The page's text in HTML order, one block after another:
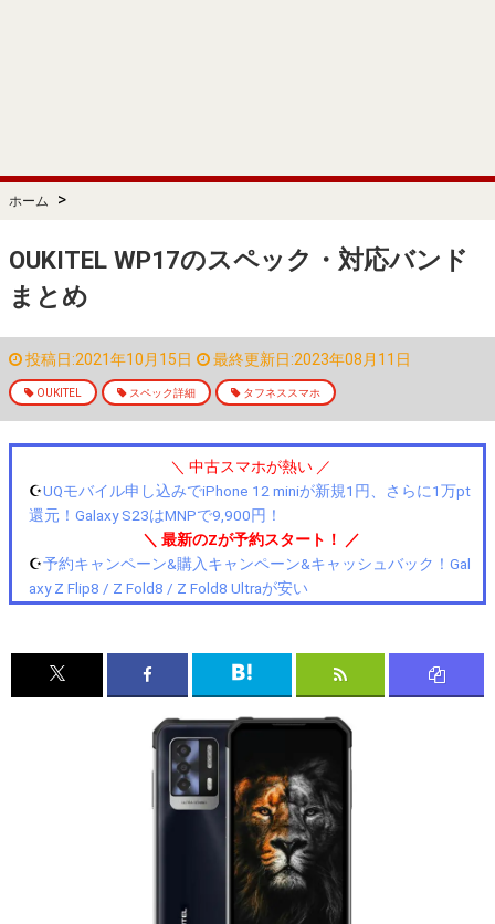
ホーム >
OUKITEL WP17のスペック・対応バンド
まとめ
投稿日:2021年10月15日 最終更新日:2023年08月11日
OUKITEL スペック詳細 タフネススマホ
＼ 中古スマホが熱い ／
☪️UQモバイル申し込みでiPhone 12 miniが新規1円、さらに1万pt
還元！Galaxy S23はMNPで9,900円！
＼ 最新のZが予約スタート！ ／
☪️予約キャンペーン&購入キャンペーン&キャッシュバック！Gal
axy Z Flip8 / Z Fold8 / Z Fold8 Ultraが安い